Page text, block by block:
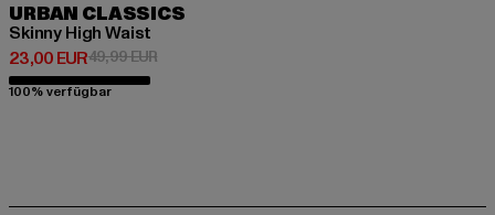
URBAN CLASSICS
Skinny High Waist
23,00 EUR
Derzeitiger Preis: 23,00 EUR
49,99 EURAktionspreis: 49,99 EUR
100% verfügbar